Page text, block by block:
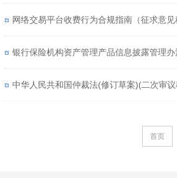
网络交易平台收费行为合规指南（征求意见
银行保险机构资产管理产品信息披露管理办
中华人民共和国仲裁法(修订草案)(二次审议
首页